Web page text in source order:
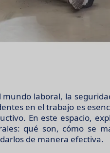
mundo laboral, la
en el trabajo es
En este espacio,
qué son, cómo se
de manera efectiva.